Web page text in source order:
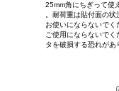
25mm角にちぎって使
。耐荷重は貼付面の
お使いにならないで
ご使用にならないで
タを破損する恐れがあ